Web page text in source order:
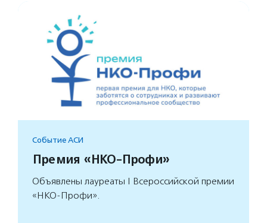
Событие АСИ
Премия «НКО-Профи»
Объявлены лауреаты I Всероссийской премии
«НКО-Профи».